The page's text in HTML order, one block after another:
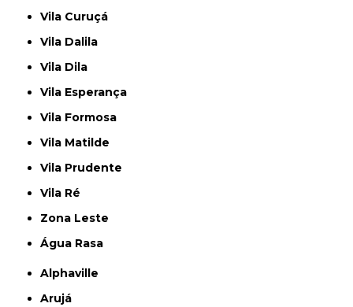
Vila Curuçá
Vila Dalila
Vila Dila
Vila Esperança
Vila Formosa
Vila Matilde
Vila Prudente
Vila Ré
Zona Leste
Água Rasa
Alphaville
Arujá